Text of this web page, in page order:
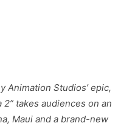
Animation Studios’ epic,
takes audiences on an
Maui and a brand-new